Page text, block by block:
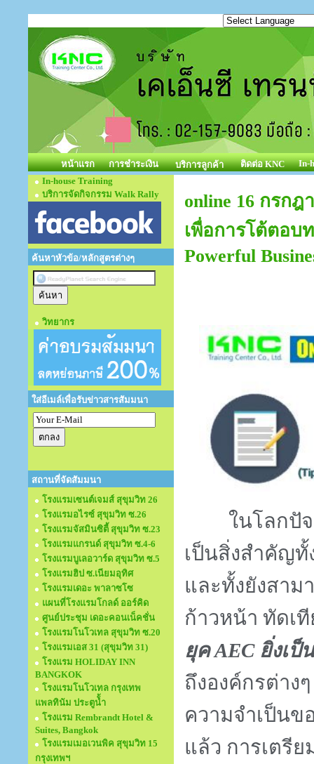
หน้าแรก การชำระเงิน บริการลูกค้า ติดต่อ KNC
In-
In-house Training
บริการจัดกิจกรรม Walk Rally
ค้นหาหัวข้อ/หลักสูตรต่างๆ
วิทยากร
ใส่อีเมล์เพื่อรับข่าวสารสัมมนา
สถานที่จัดสัมมนา
โรงแรมเซนต์เจมส์ สุขุมวิท 26
โรงแรมอไรซ์ สุขุมวิท ซ.26
โรงแรมจัสมินซิตี้ สุขุมวิท ซ.23
โรงแรมแกรนด์ สุขุมวิท ซ.4-6
โรงแรมบูเลอวาร์ด สุขุมวิท ซ.5
โรงแรมฮิป ซ.เนียมอุทิศ
โรงแรมเดอะ พาลาซโซ
แผนที่โรงแรมโกลด์ ออร์คิด
ศูนย์ประชุม เดอะคอนเน็คชั่น
โรงแรมโนโวเทล สุขุมวิท ซ.20
โรงแรมเอส 31 (สุขุมวิท 31)
โรงแรม HOLIDAY INN
BANGKOK
โรงแรมโนโวเทล กรุงเทพ
แพลทินัม ประตูนั้ำ
โรงแรม Rembrandt Hotel &
Suites, Bangkok
โรงแรมเมอเวนพิค สุขุมวิท 15
กรุงเทพฯ
online 16 กรก
เพื่อการโต้ตอบ
Powerful
ในโลกปัจจุ
เป็นสิ่งสำคัญทั้
และทั้งยังสาม
ก้าวหน้า ทัดเ
ยุคAEC ยิ่งเป็
ถึงองค์กรต่าง
ความจำเป็นข
แล้ว การเตรี